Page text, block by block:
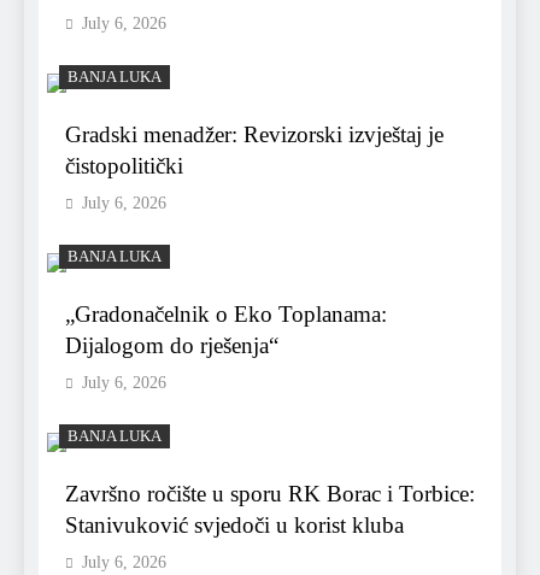
July 6, 2026
BANJA LUKA
Gradski menadžer: Revizorski izvještaj je
čistopolitički
July 6, 2026
BANJA LUKA
„Gradonačelnik o Eko Toplanama:
Dijalogom do rješenja“
July 6, 2026
BANJA LUKA
Završno ročište u sporu RK Borac i Torbice:
Stanivuković svjedoči u korist kluba
July 6, 2026